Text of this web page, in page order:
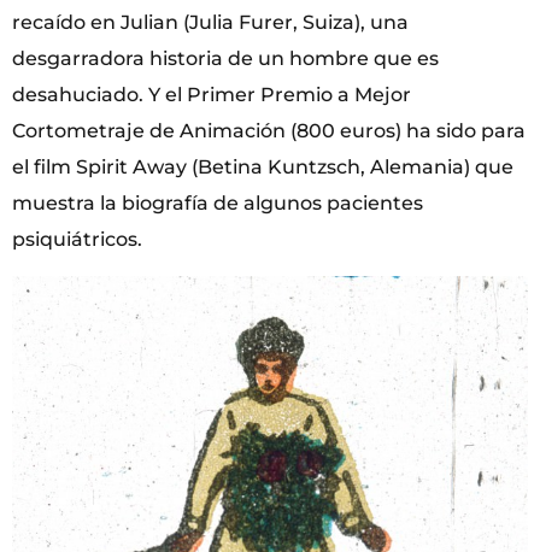
recaído en Julian (Julia Furer, Suiza), una
desgarradora historia de un hombre que es
desahuciado. Y el Primer Premio a Mejor
Cortometraje de Animación (800 euros) ha sido para
el film Spirit Away (Betina Kuntzsch, Alemania) que
muestra la biografía de algunos pacientes
psiquiátricos.